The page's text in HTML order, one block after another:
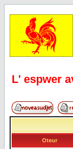
L' espwer
Oteur